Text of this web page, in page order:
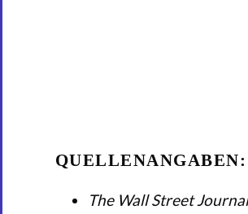
QUELLENANGABEN:
The Wall Street